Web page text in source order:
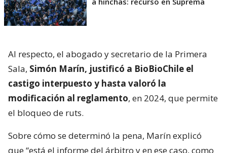
Al respecto, el abogado y secretario de la Primera
Sala, Simón Marín, justificó a BioBioChile el
castigo interpuesto y hasta valoró la
modificación al reglamento, en 2024, que permite
el bloqueo de ruts.
Sobre cómo se determinó la pena, Marín explicó
que “está el informe del árbitro y en ese caso, como